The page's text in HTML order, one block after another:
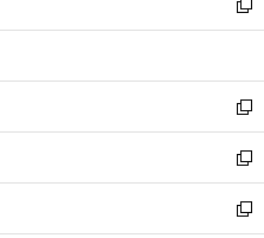
で
開
ド
ウ
開
く
ィ
ン
ウ
で
開
く
い
ウ
ン
ド
ウ
で
開
く
新
し
ウ
ィ
ン
ド
ウ
で
開
新
し
い
ウ
ィ
新
し
い
新